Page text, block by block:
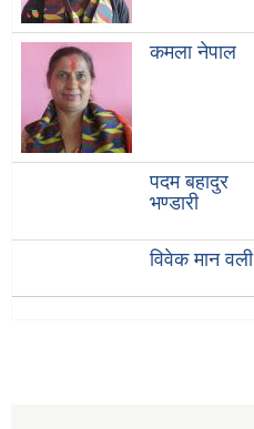
कमला नेपाल
पदम बहादुर
भण्डारी
विवेक मान वली